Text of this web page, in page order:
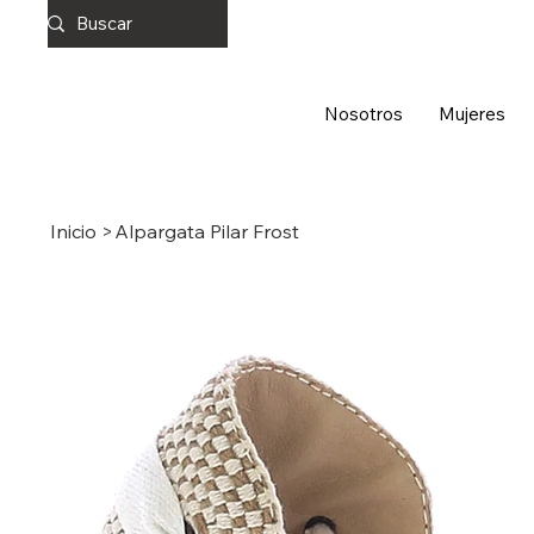
Nosotros Mujeres
Inicio > Alpargata Pilar Frost